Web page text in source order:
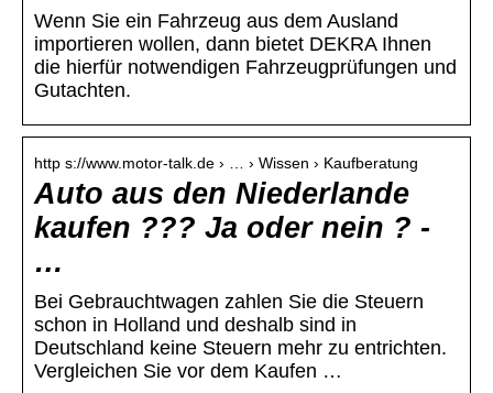
Wenn Sie ein Fahrzeug aus dem Ausland
importieren wollen, dann bietet DEKRA Ihnen
die hierfür notwendigen Fahrzeugprüfungen und
Gutachten.
http s://www.motor-talk.de › … › Wissen › Kaufberatung
Auto aus den Niederlande
kaufen ??? Ja oder nein ? -
…
Bei Gebrauchtwagen zahlen Sie die Steuern
schon in Holland und deshalb sind in
Deutschland keine Steuern mehr zu entrichten.
Vergleichen Sie vor dem Kaufen …